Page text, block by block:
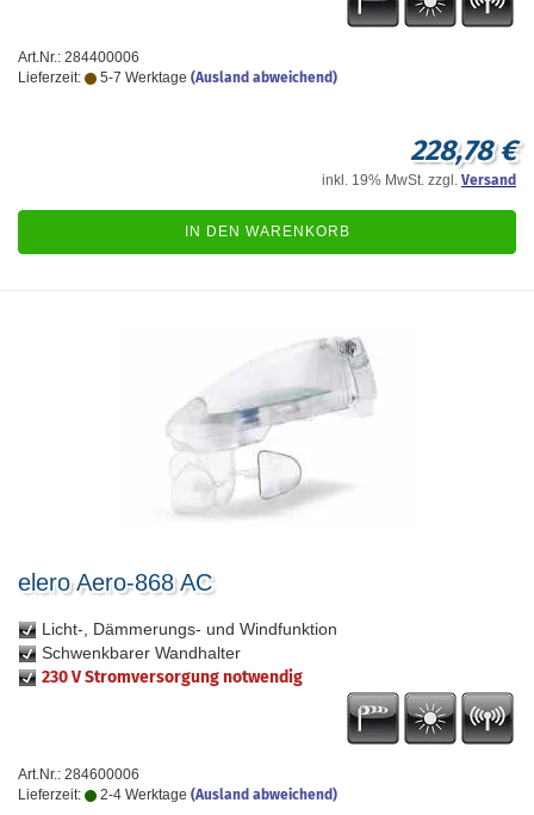
Art.Nr.: 284400006
Lieferzeit:
5-7 Werktage (Ausland abweichend)
228,78 €
inkl. 19% MwSt. zzgl. Versand
IN DEN WARENKORB
elero Aero-868 AC
Licht-, Dämmerungs- und Windfunktion
Schwenkbarer Wandhalter
230 V Stromversorgung notwendig
Art.Nr.: 284600006
Lieferzeit:
2-4 Werktage (Ausland abweichend)